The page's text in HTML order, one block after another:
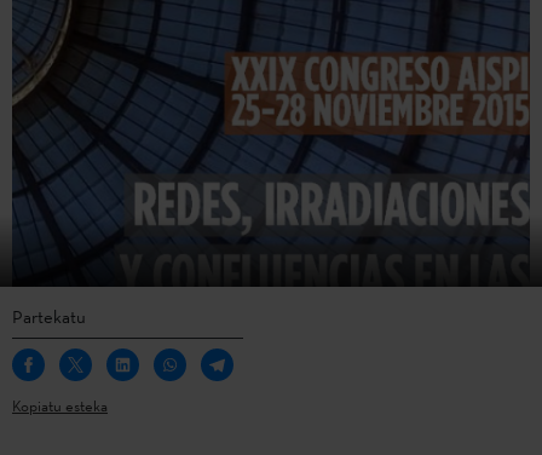
Partekatu
Kopiatu esteka